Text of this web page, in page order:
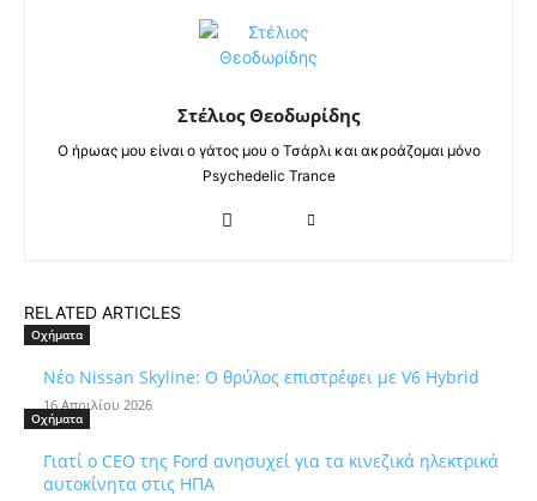
Στέλιος Θεοδωρίδης
Ο ήρωας μου είναι ο γάτος μου ο Τσάρλι και ακροάζομαι μόνο
Psychedelic Trance
RELATED ARTICLES
Οχήματα
Νέο Nissan Skyline: Ο θρύλος επιστρέφει με V6 Hybrid
16 Απριλίου 2026
Οχήματα
Γιατί ο CEO της Ford ανησυχεί για τα κινεζικά ηλεκτρικά
αυτοκίνητα στις ΗΠΑ